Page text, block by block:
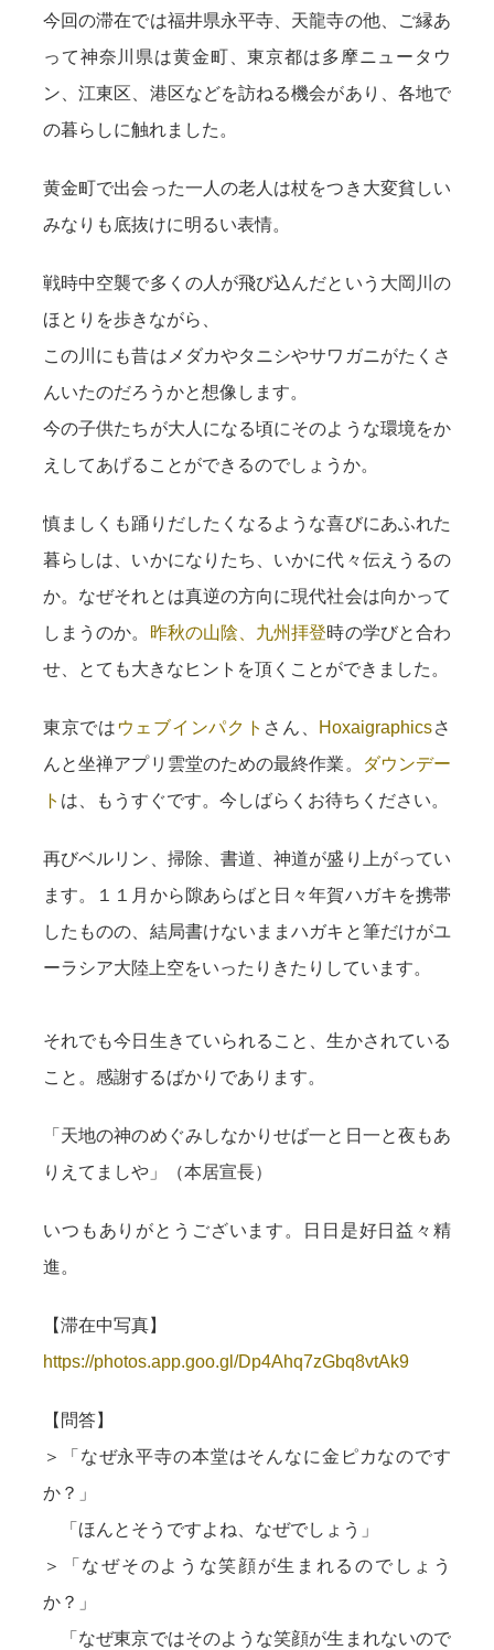
今回の滞在では福井県永平寺、天龍寺の他、ご縁あ
って神奈川県は黄金町、東京都は多摩ニュータウ
ン、江東区、港区などを訪ねる機会があり、各地で
の暮らしに触れました。
黄金町で出会った一人の老人は杖をつき大変貧しい
みなりも底抜けに明るい表情。
戦時中空襲で多くの人が飛び込んだという大岡川の
ほとりを歩きながら、
この川にも昔はメダカやタニシやサワガニがたくさ
んいたのだろうかと想像します。
今の子供たちが大人になる頃にそのような環境をか
えしてあげることができるのでしょうか。
慎ましくも踊りだしたくなるような喜びにあふれた
暮らしは、いかになりたち、いかに代々伝えうるの
か。なぜそれとは真逆の方向に現代社会は向かって
しまうのか。 昨秋の山陰、九州拝登時の学びと合わ
せ、とても大きなヒントを頂くことができました。
東京では ウェブインパクト さん、 Hoxaigraphicsさ
んと坐禅アプリ雲堂のための最終作業。
ダウンデー
ト は、もうすぐです。今しばらくお待ちください。
再びベルリン、掃除、書道、神道が盛り上がってい
ます。１１月から隙あらばと日々年賀ハガキを携帯
したものの、結局書けないままハガキと筆だけがユ
ーラシア大陸上空をいったりきたりしています。
それでも今日生きていられること、生かされている
こと。感謝するばかりであります。
「天地の神のめぐみしなかりせば一と日一と夜もあ
りえてましや」（本居宣長）
いつもありがとうございます。日日是好日益々精
進。
【滞在中写真】
https://photos.app.goo.gl/Dp4Ahq7zGbq8vtAk9
【問答】
＞「なぜ永平寺の本堂はそんなに金ピカなのです
か？」
「ほんとそうですよね、なぜでしょう」
＞「なぜそのような笑顔が生まれるのでしょう
か？」
「なぜ東京ではそのような笑顔が生まれないので